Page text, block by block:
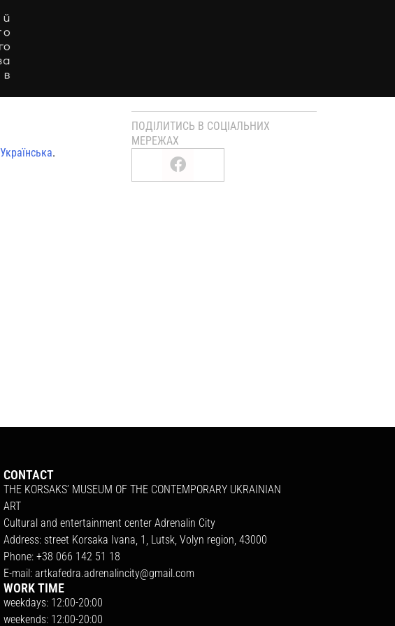
Українська.
ПОДІЛИТИСЬ В СОЦІАЛЬНИХ
МЕРЕЖАХ
CONTACT
THE KORSAKS’ MUSEUM OF THE CONTEMPORARY UKRAINIAN
ART
Cultural and entertainment center Adrenalin City
Address: street Korsaka Ivana, 1, Lutsk, Volyn region, 43000
Phone: +38 066 142 51 18
E-mail:artkafedra.adrenalincity@gmail.com
WORK TIME
weekdays: 12:00-20:00
weekends: 12:00-20:00